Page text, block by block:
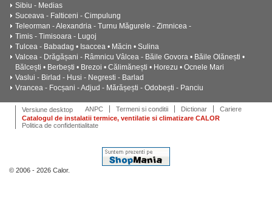
Sibiu - Medias
Suceava - Falticeni - Cimpulung
Teleorman - Alexandria - Turnu Măgurele - Zimnicea -
Timis - Timisoara - Lugoj
Tulcea - Babadag • Isaccea • Măcin • Sulina
Valcea - Drăgășani - Râmnicu Vâlcea - Băile Govora • Băile Olănești •
Bălcești • Berbești • Brezoi • Călimănești • Horezu • Ocnele Mari
Vaslui - Birlad - Husi - Negresti - Barlad
Vrancea - Focșani - Adjud - Mărășești - Odobești - Panciu
Versiune desktop ANPC Termeni si conditii Dictionar
Cariere
Catalogul de instalatii termice, ventilatie si climatizare CALOR
Politica de confidentialitate
© 2006 - 2026 Calor.